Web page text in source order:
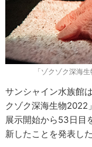
「ゾクゾク深海
サンシャイン水族館
クゾク深海生物2022
展示開始から53日目
新したことを発表した